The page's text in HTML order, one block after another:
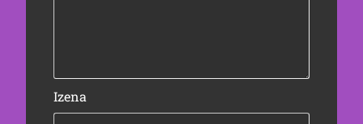
Izena